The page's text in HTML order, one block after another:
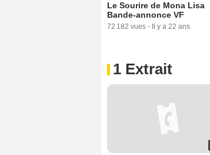
Le Sourire de Mona Lisa
Bande-annonce VF
72 182 vues - Il y a 22 ans
1 Extrait